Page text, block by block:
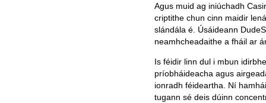
Agus muid ag iniúchadh
criptithe chun cinn maidir
slándála é. Úsáideann
neamhcheadaithe a fháil ar
Is féidir linn dul i mbun
príobháideacha agus
ionradh féideartha. Ní
tugann sé deis dúinn